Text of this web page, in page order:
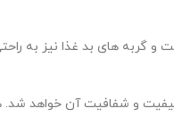
گربه های بد غذا نیز به
و شفافیت آن خواهد